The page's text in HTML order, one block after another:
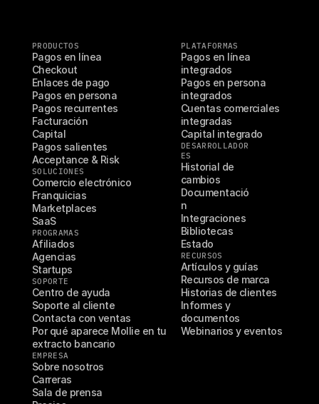
PRODUCTOS
Pagos en línea
Checkout
Enlaces de pago
Pagos en persona
Pagos recurrentes
Facturación
Capital
Pagos salientes
Acceptance & Risk
SOLUCIONES
Comercio electrónico
Franquicias
Marketplaces
SaaS
PROGRAMAS
Afiliados
Agencias
Startups
SOPORTE
Centro de ayuda
Soporte al cliente
Contacta con ventas
Por qué aparece Mollie en tu
extracto bancario
EMPRESA
Sobre nosotros
Carreras
Sala de prensa
PLATAFORMAS
Pagos en línea
integrados
Pagos en persona
integrados
Cuentas comerciales
integradas
Capital integrado
DESARROLLADOR
ES
Historial de
cambios
Documentació
n
Integraciones
Bibliotecas
Estado
RECURSOS
Artículos y guías
Recursos de marca
Historias de clientes
Informes y
documentos
Webinarios y eventos